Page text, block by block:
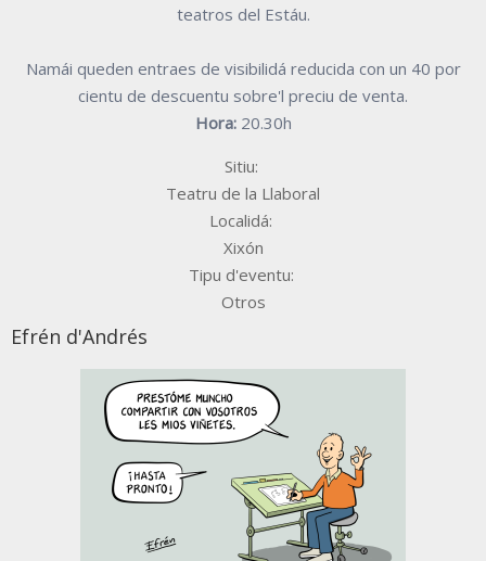
teatros del Estáu.
Namái queden entraes de visibilidá reducida con un 40 por
cientu de descuentu sobre'l preciu de venta.
Hora:20.30h
Sitiu:
Teatru de la Llaboral
Localidá:
Xixón
Tipu d'eventu:
Otros
Efrén d'Andrés